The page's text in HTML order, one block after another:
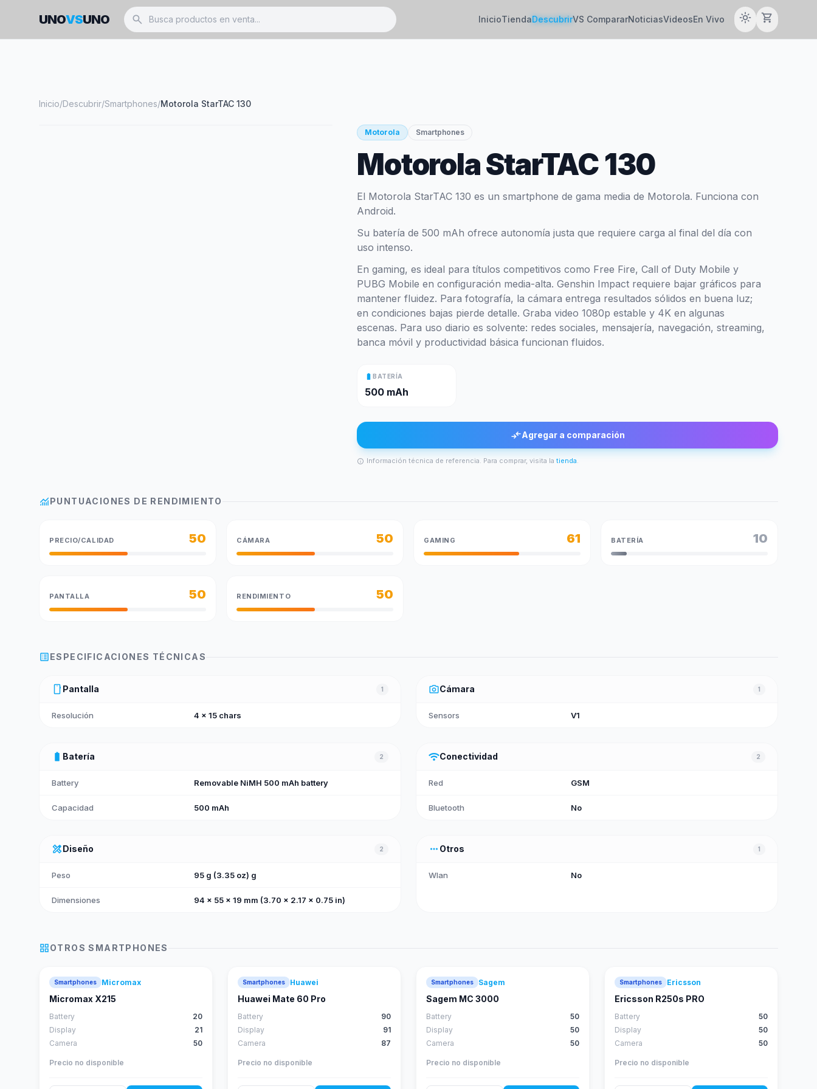
UNOVSUNO search InicioTiendaDescubrirVS CompararNoticiasVideosEn Vivo light_mode shopping_cart
Inicio/Descubrir/Smartphones/Motorola StarTAC 130
Motorola Smartphones
Motorola StarTAC 130
El Motorola StarTAC 130 es un smartphone de gama media de Motorola. Funciona con
Android.
Su batería de 500 mAh ofrece autonomía justa que requiere carga al final del día con
uso intenso.
En gaming, es ideal para títulos competitivos como Free Fire, Call of Duty Mobile y
PUBG Mobile en configuración media-alta. Genshin Impact requiere bajar gráficos para
mantener fluidez. Para fotografía, la cámara entrega resultados sólidos en buena luz;
en condiciones bajas pierde detalle. Graba video 1080p estable y 4K en algunas
escenas. Para uso diario es solvente: redes sociales, mensajería, navegación, streaming,
banca móvil y productividad básica funcionan fluidos.
battery_fullBATERÍA
500 mAh
compare_arrowsAgregar a comparación
info Información técnica de referencia. Para comprar, visita la tienda.
monitoringPUNTUACIONES DE RENDIMIENTO
PRECIO/CALIDAD 50 CÁMARA 50 GAMING 61 BATERÍA 10
PANTALLA 50 RENDIMIENTO 50
list_altESPECIFICACIONES TÉCNICAS
smartphone Pantalla 1
Resolución 4 x 15 chars
photo_cameraCámara 1
Sensors V1
battery_full Batería 2
Battery Removable NiMH 500 mAh battery
Capacidad 500 mAh
wifiConectividad 2
Red GSM
Bluetooth No
design_servicesDiseño 2
Peso 95 g (3.35 oz) g
Dimensiones 94 x 55 x 19 mm (3.70 x 2.17 x 0.75 in)
more_horiz Otros 1
Wlan No
grid_viewOTROSSMARTPHONES
Smartphones Micromax
Micromax X215
Battery
20
Display
21
Camera
50
Precio no disponible
Smartphones Huawei
Huawei Mate 60 Pro
Battery
90
Display
91
Camera
87
Precio no disponible
Smartphones Sagem
Sagem MC 3000
Battery
50
Display
50
Camera
50
Precio no disponible
Smartphones Ericsson
Ericsson R250s PRO
Battery
50
Display
50
Camera
50
Precio no disponible